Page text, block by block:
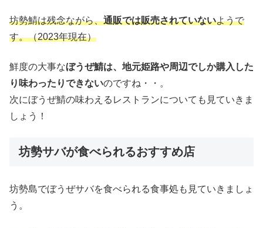
坊勢鯖は残念ながら、通販では販売されていないようで
す。（2023年現在）
鮮度の大事なぼうぜ鯖は、地元姫路や周辺でしか購入した
り味わったりできないのですね・・。
次にぼうぜ鯖の味わえるレストランについても見ていきま
しょう！
坊勢サバが食べられるおすすめ店
坊勢島でぼうぜサバを食べられる食事処も見ていきましょ
う。